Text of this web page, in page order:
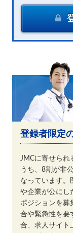
登録者限定
JMCに寄せられ
うち、8割が非
なっています。
や企業が公にし
ポジションを募
合や緊急性を要
合、求人サイト